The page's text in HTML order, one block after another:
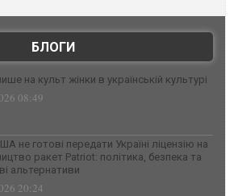
БЛОГИ
на культ жінки в українській культурі
08:49
не готові передати Україні ліцензію на
ракет Patriot: політика, безпека та
альтернативи
20:24